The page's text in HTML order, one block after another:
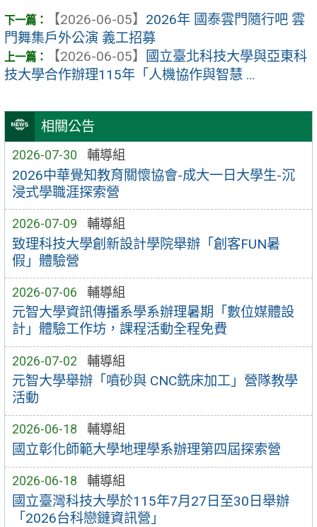
相關公告
2026-07-30 輔導組
2026中華覺知教育關懷協會-成大一日大學生-沉
浸式學職涯探索營
2026-07-09 輔導組
致理科技大學創新設計學院舉辦「創客FUN暑
假」體驗營
2026-07-06 輔導組
元智大學資訊傳播系學系辦理暑期「數位媒體設
計」體驗工作坊，課程活動全程免費
2026-07-02 輔導組
元智大學舉辦「噴砂與 CNC銑床加工」營隊教學
活動
2026-06-18 輔導組
國立彰化師範大學地理學系辦理第四屆探索營
2026-06-18 輔導組
國立臺灣科技大學於115年7月27日至30日舉辦
「2026台科戀鏈資訊營」
【2026-06-05】 2026年 國泰雲門隨行吧 雲
門舞集戶外公演 義工招募
【2026-06-05】
國立臺北科技大學與亞東科
技大學合作辦理115年「人機協作與智慧 ...